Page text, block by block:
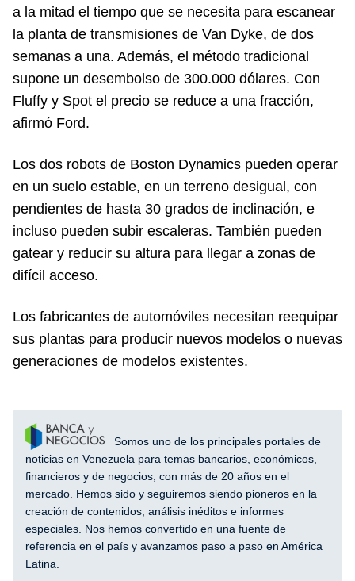
a la mitad el tiempo que se necesita para escanear
la planta de transmisiones de Van Dyke, de dos
semanas a una. Además, el método tradicional
supone un desembolso de 300.000 dólares. Con
Fluffy y Spot el precio se reduce a una fracción,
afirmó Ford.
Los dos robots de Boston Dynamics pueden operar
en un suelo estable, en un terreno desigual, con
pendientes de hasta 30 grados de inclinación, e
incluso pueden subir escaleras. También pueden
gatear y reducir su altura para llegar a zonas de
difícil acceso.
Los fabricantes de automóviles necesitan reequipar
sus plantas para producir nuevos modelos o nuevas
generaciones de modelos existentes.
Somos uno de los principales portales de
noticias en Venezuela para temas bancarios, económicos,
financieros y de negocios, con más de 20 años en el
mercado. Hemos sido y seguiremos siendo pioneros en la
creación de contenidos, análisis inéditos e informes
especiales. Nos hemos convertido en una fuente de
referencia en el país y avanzamos paso a paso en América
Latina.